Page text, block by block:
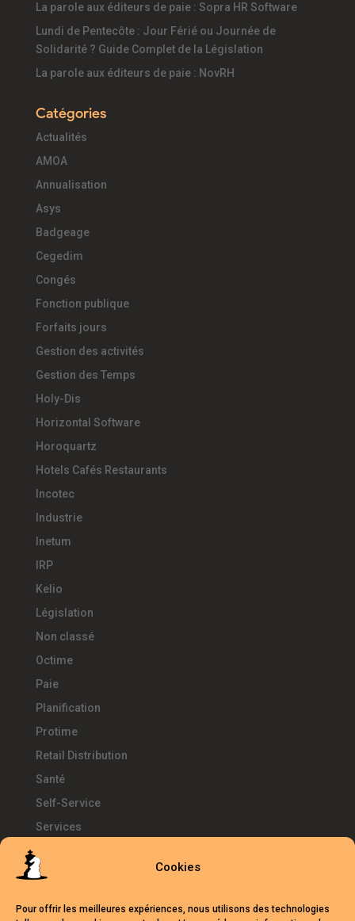
Cookies
Pour offrir les meilleures expériences, nous utilisons des technologies
La parole aux éditeurs de paie : Sopra HR Software
Lundi de Pentecôte : Jour Férié ou Journée de
Solidarité ? Guide Complet de la Législation
La parole aux éditeurs de paie : NovRH
Catégories
Actualités
AMOA
Annualisation
Asys
Badgeage
Cegedim
Congés
Fonction publique
Forfaits jours
Gestion des activités
Gestion des Temps
Holy-Dis
Horizontal Software
Horoquartz
Hotels Cafés Restaurants
Incotec
Industrie
Inetum
IRP
Kelio
Législation
Non classé
Octime
Paie
Planification
Protime
Retail Distribution
Santé
Self-Service
Services
Télétravail